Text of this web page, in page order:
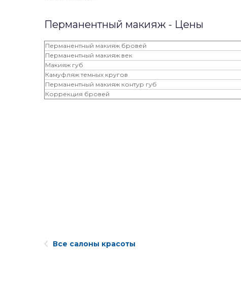
Перманентный макияж - Цены
Перманентный макияж бровей
Перманентный макияж век
Макияж губ
Камуфляж темных кругов
Перманентный макияж контур губ
Коррекция бровей
Все салоны красоты